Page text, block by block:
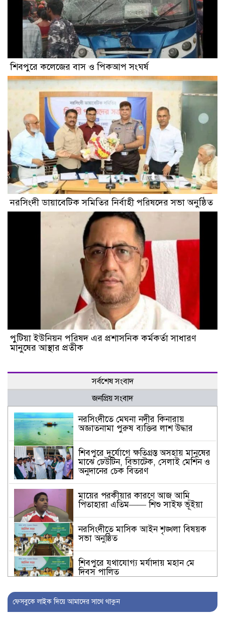
শিবপুরে কলেজের বাস ও পিকআপ সংঘর্ষ
নরসিংদী ডায়াবেটিক সমিতির নির্বাহী পরিষদের সভা অনুষ্ঠিত
পুটিয়া ইউনিয়ন পরিষদ এর প্রশাসনিক কর্মকর্তা সাধারণ
মানুষের আস্থার প্রতীক
সর্বশেষ সংবাদ
জনপ্রিয় সংবাদ
নরসিংদীতে মেঘনা নদীর কিনারায়
অজ্ঞাতনামা পুরুষ ব্যক্তির লাশ উদ্ধার
শিবপুরে দুর্যোগে ক্ষতিগ্রস্ত অসহায় মানুষের
মাঝে ঢেউটিন, বিভাটেক, সেলাই মেশিন ও
অনুদানের চেক বিতরণ
মায়ের পরকীয়ার কারণে আজ আমি
পিতাহারা এতিম—— শিশু সাইফ ভূঁইয়া
নরসিংদীতে মাসিক আইন শৃঙ্খলা বিষয়ক
সভা অনুষ্ঠিত
শিবপুরে যথাযোগ্য মর্যাদায় মহান মে
দিবস পালিত
শিবপুরে জাতীয় পুষ্টি সপ্তাহের সমাপনী ও
পুরস্কার বিতরণ অনুষ্ঠান
ফেসবুকে লাইক দিয়ে আমাদের সাথে থাকুন